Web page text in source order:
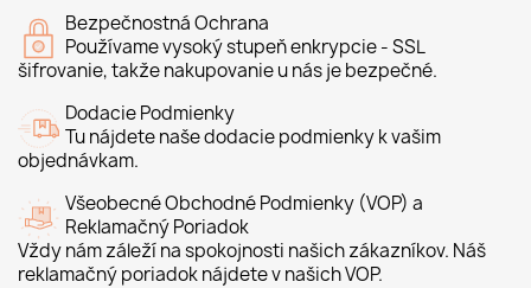
Bezpečnostná Ochrana
Používame vysoký stupeň enkrypcie - SSL
šifrovanie, takže nakupovanie u nás je bezpečné.
Dodacie Podmienky
Tu nájdete naše dodacie podmienky k vašim
objednávkam.
Všeobecné Obchodné Podmienky (VOP) a
Reklamačný Poriadok
Vždy nám záleží na spokojnosti našich zákazníkov. Náš
reklamačný poriadok nájdete v našich VOP.